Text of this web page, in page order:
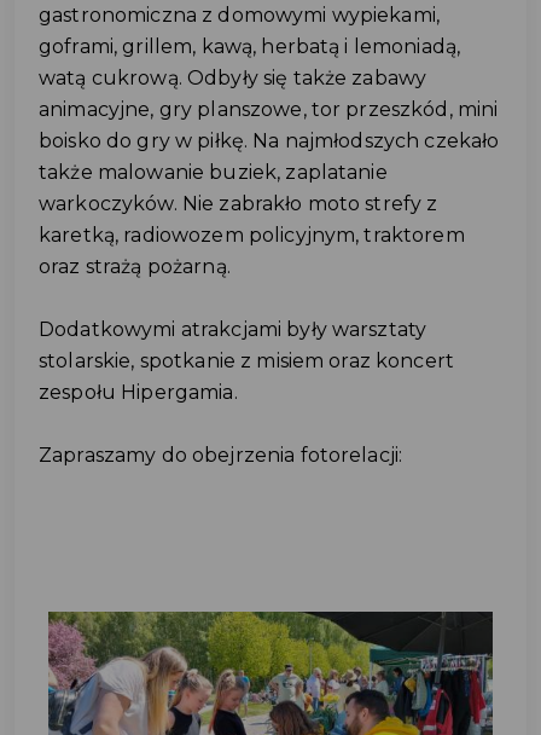
gastronomiczna z domowymi wypiekami,
goframi, grillem, kawą, herbatą i lemoniadą,
watą cukrową. Odbyły się także zabawy
animacyjne, gry planszowe, tor przeszkód, mini
boisko do gry w piłkę. Na najmłodszych czekało
także malowanie buziek, zaplatanie
warkoczyków. Nie zabrakło moto strefy z
karetką, radiowozem policyjnym, traktorem
oraz strażą pożarną.
Dodatkowymi atrakcjami były warsztaty
stolarskie, spotkanie z misiem oraz koncert
zespołu Hipergamia.
Zapraszamy do obejrzenia fotorelacji: